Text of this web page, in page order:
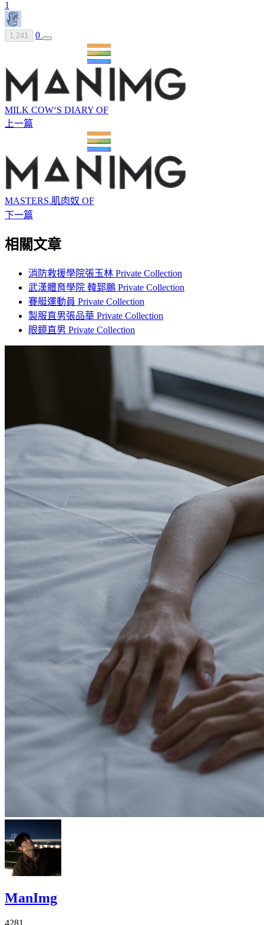
1
1,241 0
MILK COW‘S DIARY OF
上一篇
MASTERS.肌肉奴 OF
下一篇
相關文章
消防救援學院張玉林 Private Collection
武漢體育學院 韓郅鵬 Private Collection
賽艇運動員 Private Collection
製服直男張品華 Private Collection
眼鏡直男 Private Collection
ManImg
4281